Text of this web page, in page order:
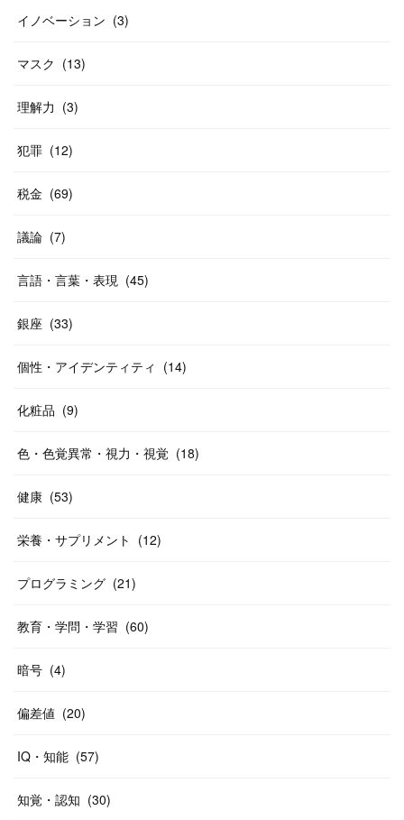
イノベーション (3)
マスク (13)
理解力 (3)
犯罪 (12)
税金 (69)
議論 (7)
言語・言葉・表現 (45)
銀座 (33)
個性・アイデンティティ (14)
化粧品 (9)
色・色覚異常・視力・視覚 (18)
健康 (53)
栄養・サプリメント (12)
プログラミング (21)
教育・学問・学習 (60)
暗号 (4)
偏差値 (20)
IQ・知能 (57)
知覚・認知 (30)